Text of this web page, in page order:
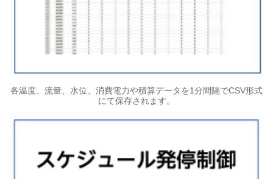
各温度、流量、水位、消費電力や積算データを1分間隔でCSV形式
にて保存されます。